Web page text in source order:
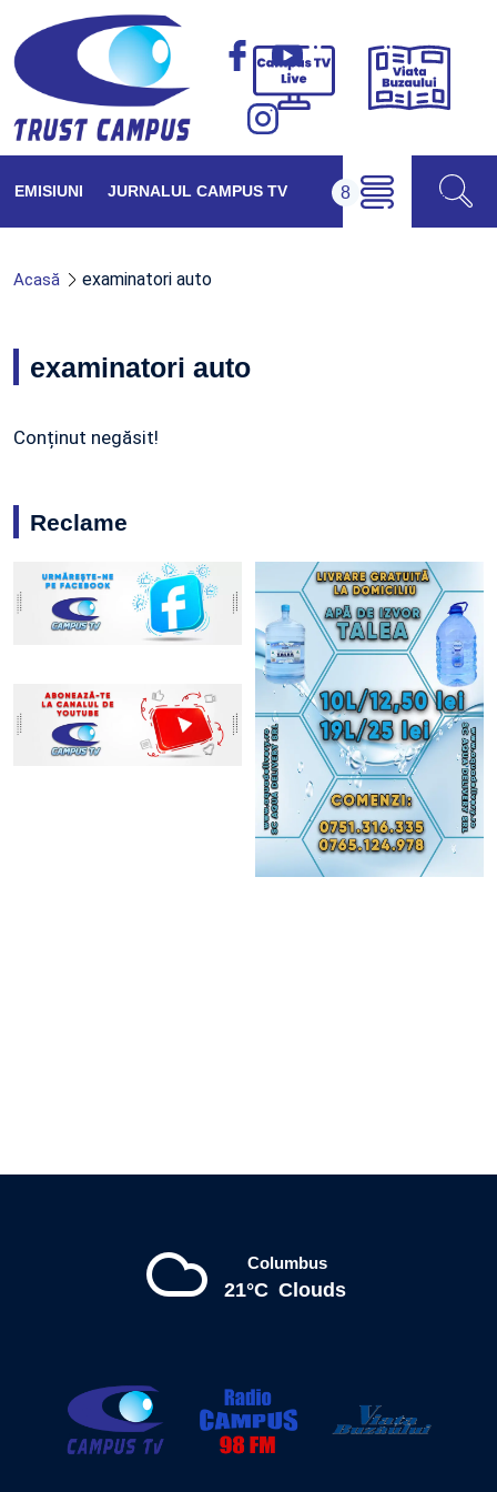
Campus
Viața
EMISIUNI JURNALUL CAMPUS TV
Acasă examinatori auto
examinatori auto
Conținut negăsit!
Reclame
Columbus
21°C Clouds